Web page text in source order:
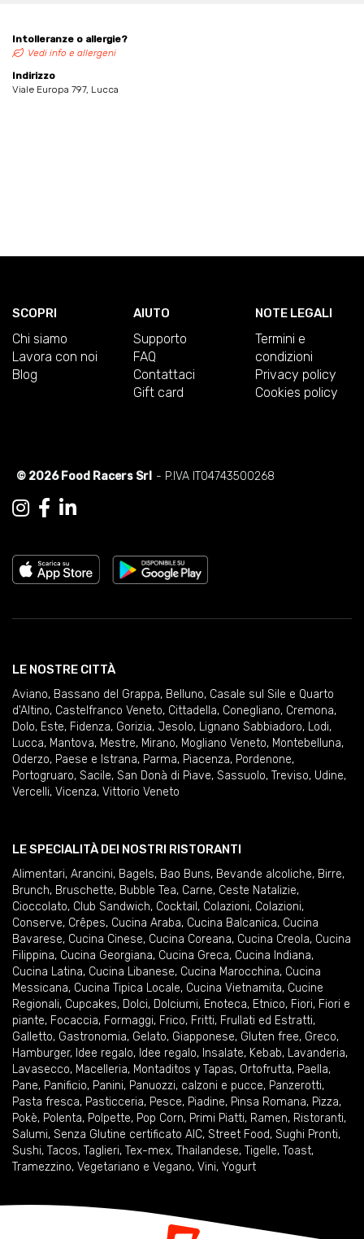
Intolleranze o allergie?
Vedi info e allergeni
Indirizzo
Viale Europa 797, Lucca
SCOPRI
Chi siamo
Lavora con noi
Blog
AIUTO
Supporto
FAQ
Contattaci
Gift card
NOTE LEGALI
Termini e
condizioni
Privacy policy
Cookies policy
© 2026 Food Racers Srl - P.IVA IT04743500268
LE NOSTRE CITTÀ
Aviano, Bassano del Grappa, Belluno, Casale sul Sile e Quarto
d'Altino, Castelfranco Veneto, Cittadella, Conegliano, Cremona,
Dolo, Este, Fidenza, Gorizia, Jesolo, Lignano Sabbiadoro, Lodi,
Lucca, Mantova, Mestre, Mirano, Mogliano Veneto, Montebelluna,
Oderzo, Paese e Istrana, Parma, Piacenza, Pordenone,
Portogruaro, Sacile, San Donà di Piave, Sassuolo, Treviso, Udine,
Vercelli, Vicenza, Vittorio Veneto
LE SPECIALITÀ DEI NOSTRI RISTORANTI
Alimentari, Arancini, Bagels, Bao Buns, Bevande alcoliche, Birre,
Brunch, Bruschette, Bubble Tea, Carne, Ceste Natalizie,
Cioccolato, Club Sandwich, Cocktail , Colazioni, Colazioni,
Conserve, Crêpes, Cucina Araba, Cucina Balcanica, Cucina
Bavarese, Cucina Cinese, Cucina Coreana, Cucina Creola, Cucina
Filippina, Cucina Georgiana, Cucina Greca, Cucina Indiana,
Cucina Latina, Cucina Libanese, Cucina Marocchina, Cucina
Messicana, Cucina Tipica Locale, Cucina Vietnamita, Cucine
Regionali, Cupcakes, Dolci, Dolciumi, Enoteca, Etnico, Fiori, Fiori e
piante, Focaccia, Formaggi, Frico, Fritti, Frullati ed Estratti,
Galletto, Gastronomia, Gelato, Giapponese, Gluten free, Greco,
Hamburger, Idee regalo, Idee regalo, Insalate, Kebab, Lavanderia,
Lavasecco, Macelleria, Montaditos y Tapas, Ortofrutta, Paella,
Pane, Panificio, Panini, Panuozzi, calzoni e pucce, Panzerotti,
Pasta fresca, Pasticceria, Pesce, Piadine, Pinsa Romana, Pizza,
Pokè, Polenta, Polpette, Pop Corn, Primi Piatti, Ramen, Ristoranti,
Salumi, Senza Glutine certificato AIC, Street Food, Sughi Pronti,
Sushi, Tacos, Taglieri, Tex-mex, Thailandese, Tigelle, Toast,
Tramezzino, Vegetariano e Vegano, Vini, Yogurt